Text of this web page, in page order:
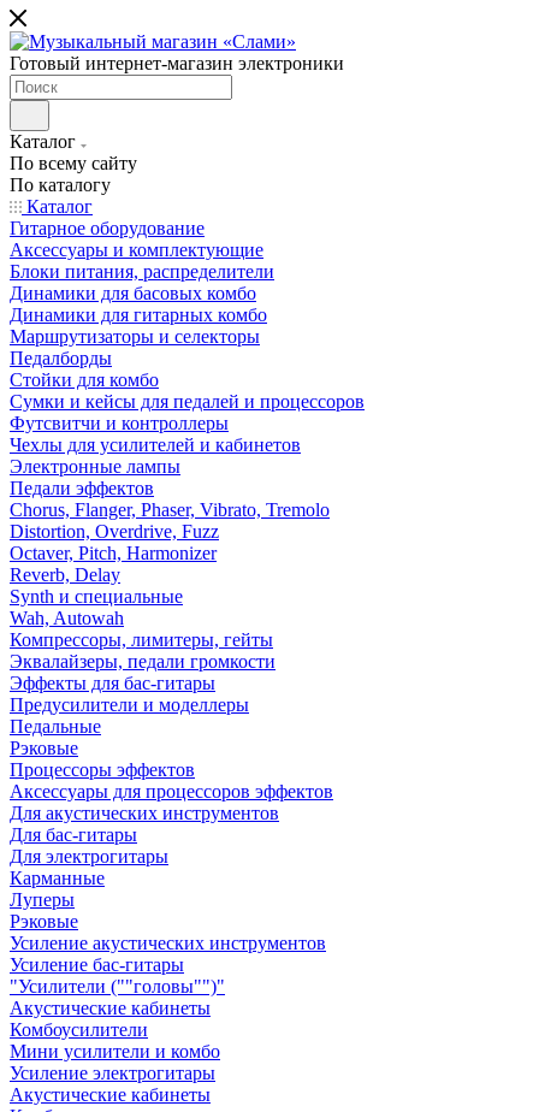
Готовый интернет-магазин электроники
Каталог
По всему сайту
По каталогу
Каталог
Гитарное оборудование
Аксессуары и комплектующие
Блоки питания, распределители
Динамики для басовых комбо
Динамики для гитарных комбо
Маршрутизаторы и селекторы
Педалборды
Стойки для комбо
Сумки и кейсы для педалей и процессоров
Футсвитчи и контроллеры
Чехлы для усилителей и кабинетов
Электронные лампы
Педали эффектов
Chorus, Flanger, Phaser, Vibrato, Tremolo
Distortion, Overdrive, Fuzz
Octaver, Pitch, Harmonizer
Reverb, Delay
Synth и специальные
Wah, Autowah
Компрессоры, лимитеры, гейты
Эквалайзеры, педали громкости
Эффекты для бас-гитары
Предусилители и моделлеры
Педальные
Рэковые
Процессоры эффектов
Аксессуары для процессоров эффектов
Для акустических инструментов
Для бас-гитары
Для электрогитары
Карманные
Луперы
Рэковые
Усиление акустических инструментов
Усиление бас-гитары
"Усилители (""головы"")"
Акустические кабинеты
Комбоусилители
Мини усилители и комбо
Усиление электрогитары
Акустические кабинеты